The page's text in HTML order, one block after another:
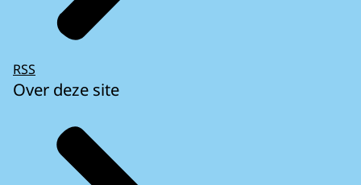
RSS
Over deze site